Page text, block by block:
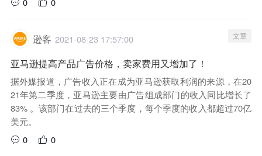
逊客 2021-08-23 17:57:00 文章
亚马逊提高产品广告价格，卖家费用又增加了！
据外媒报道，广告收入正在成为亚马逊获取利润的来源，在20
21年第二季度，亚马逊主要由广告组成部门的收入同比增长了
83% 。该部门在过去的三个季度，每个季度的收入都超过70亿
美元。
0
0